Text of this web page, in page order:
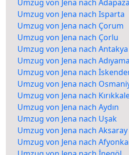
Umzug von Jena nach
Umzug von Jena nach Isparta
Umzug von Jena nach Çorum
Umzug von Jena nach Çorlu
Umzug von Jena nach Antakya
Umzug von Jena nach
Umzug von Jena nach
Umzug von Jena nach
Umzug von Jena nach
Umzug von Jena nach Aydın
Umzug von Jena nach Uşak
Umzug von Jena nach Aksaray
Umzug von Jena nach